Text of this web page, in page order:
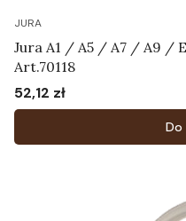
JURA
Jura A1 / A5 / A7 / A9 /
Art.70118
Cena
52,12 zł
Do